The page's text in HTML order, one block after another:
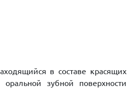
в составе красящих
зубной поверхности